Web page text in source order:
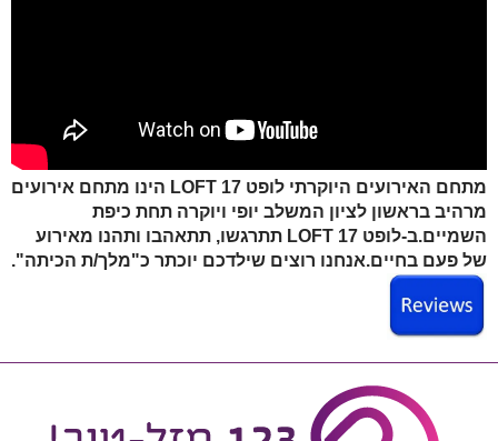
מתחם האירועים היוקרתי לופט LOFT 17
הינו מתחם אירועים
מרהיב בראשון לציון המשלב יופי ויוקרה תחת כיפת
השמיים.ב-לופט LOFT 17
תתרגשו, תתאהבו ותהנו מאירוע
של פעם בחיים.אנחנו רוצים שילדכם יוכתר כ"מלך/ת הכיתה".